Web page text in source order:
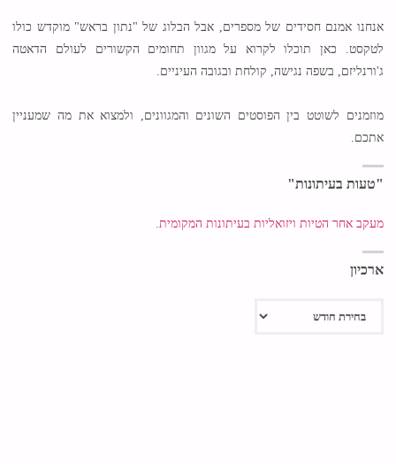
חוקיים
בישראל"
אנחנו אמנם חסידים של מספרים, אבל הבלוג של "נתון בראש" מוקדש כולו
לטקסט. כאן תוכלו לקרוא על מגוון תחומים הקשורים לעולם הדאטה
ג'ורנליזם, בשפה נגישה, קולחת ובגובה העיניים.
מוזמנים לשוטט בין הפוסטים השונים והמגוונים, ולמצוא את מה שמעניין
אתכם.
"טעות בעיתונות"
מעקב אחר הטיות ויזואליות בעיתונות המקומית.
ארכיון